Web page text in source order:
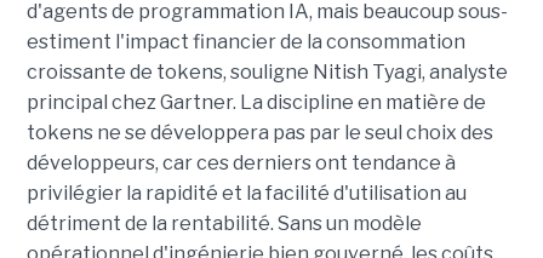
d'agents de programmation IA, mais beaucoup sous-
estiment l'impact financier de la consommation
croissante de tokens, souligne Nitish Tyagi, analyste
principal chez Gartner. La discipline en matière de
tokens ne se développera pas par le seul choix des
développeurs, car ces derniers ont tendance à
privilégier la rapidité et la facilité d'utilisation au
détriment de la rentabilité. Sans un modèle